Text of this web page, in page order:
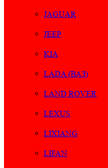
JAGUAR
JEEP
KIA
LADA (ВАЗ)
LAND ROVER
LEXUS
LIXIANG
LIFAN